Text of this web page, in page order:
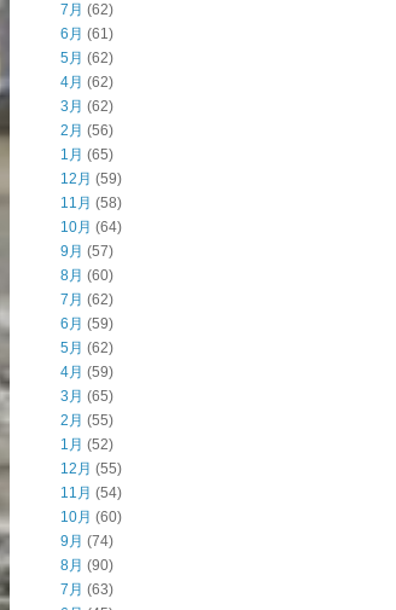
7月 (62)
6月 (61)
5月 (62)
4月 (62)
3月 (62)
2月 (56)
1月 (65)
12月 (59)
11月 (58)
10月 (64)
9月 (57)
8月 (60)
7月 (62)
6月 (59)
5月 (62)
4月 (59)
3月 (65)
2月 (55)
1月 (52)
12月 (55)
11月 (54)
10月 (60)
9月 (74)
8月 (90)
7月 (63)